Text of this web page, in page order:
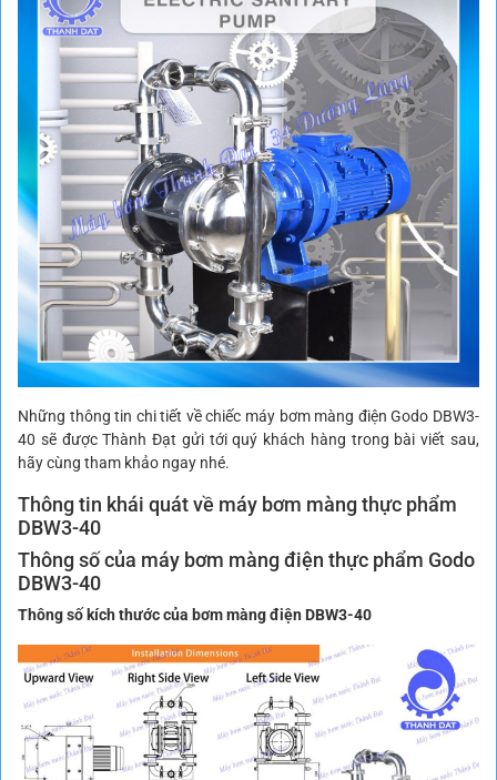
Những thông tin chi tiết về chiếc máy bơm màng điện Godo DBW3-
40 sẽ được Thành Đạt gửi tới quý khách hàng trong bài viết sau,
hãy cùng tham khảo ngay nhé.
Thông tin khái quát về máy bơm màng thực phẩm
DBW3-40
Thông số của máy bơm màng điện thực phẩm Godo
DBW3-40
Thông số kích thước của bơm màng điện DBW3-40